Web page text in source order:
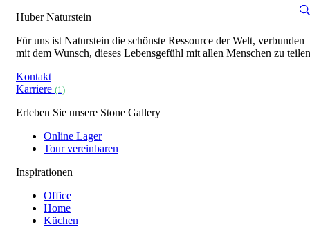
Huber Naturstein
Für uns ist Naturstein die schönste Ressource der Welt, verbunden
mit dem Wunsch, dieses Lebensgefühl mit allen Menschen zu
Kontakt
Karriere (1)
Erleben Sie unsere Stone Gallery
Online Lager
Tour vereinbaren
Inspirationen
Office
Home
Küchen